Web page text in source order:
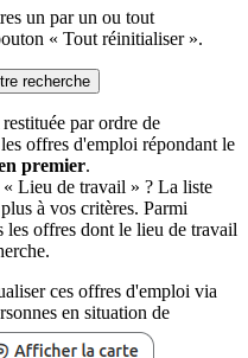
un par un ou tout
« Tout réinitialiser ».
recherche
par ordre de
offres d'emploi répondant le
premier.
Lieu de travail » ? La liste
à vos critères. Parmi
les offres dont le lieu de travail
ces offres d'emploi via
en situation de